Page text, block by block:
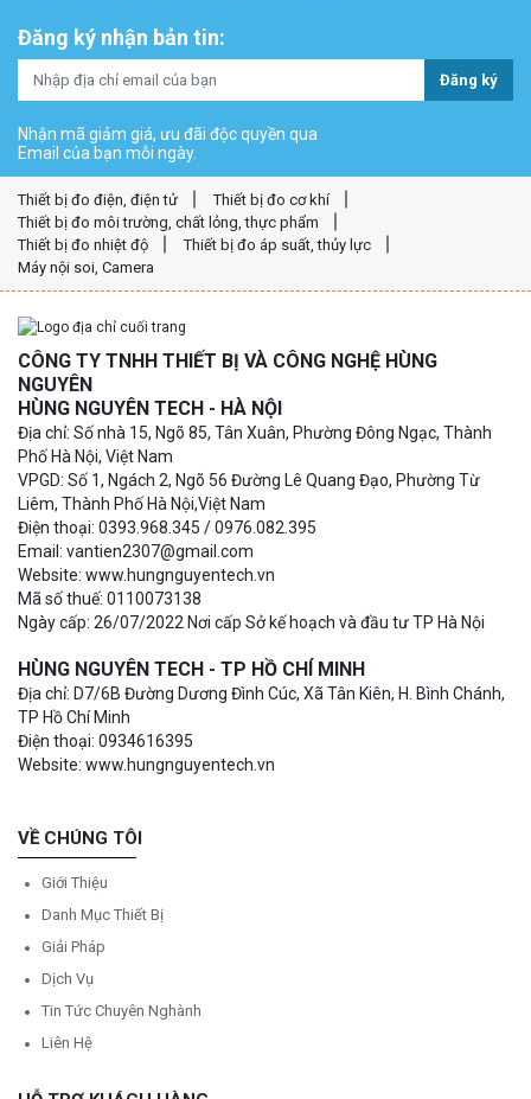
Đăng ký nhận bản tin:
Đăng ký
Nhận mã giảm giá, ưu đãi độc quyền qua
Email của bạn mỗi ngày.
Thiết bị đo điện, điện tử
Thiết bị đo cơ khí
Thiết bị đo môi trường, chất lỏng, thực phẩm
Thiết bị đo nhiệt độ
Thiết bị đo áp suất, thủy lực
Máy nội soi, Camera
CÔNG TY TNHH THIẾT BỊ VÀ CÔNG NGHỆ HÙNG
NGUYÊN
HÙNG NGUYÊN TECH - HÀ NỘI
Địa chỉ: Số nhà 15, Ngõ 85, Tân Xuân, Phường Đông Ngạc, Thành
Phố Hà Nội, Việt Nam
VPGD: Số 1, Ngách 2, Ngõ 56 Đường Lê Quang Đạo, Phường Từ
Liêm, Thành Phố Hà Nội,Việt Nam
Điện thoại: 0393.968.345 / 0976.082.395
Email: vantien2307@gmail.com
Website: www.hungnguyentech.vn
Mã số thuế: 0110073138
Ngày cấp: 26/07/2022 Nơi cấp Sở kế hoạch và đầu tư TP Hà Nội
HÙNG NGUYÊN TECH - TP HỒ CHÍ MINH
Địa chỉ: D7/6B Đường Dương Đình Cúc, Xã Tân Kiên, H. Bình Chánh,
TP Hồ Chí Minh
Điện thoại: 0934616395
Website: www.hungnguyentech.vn
VỀ CHÚNG TÔI
Giới Thiệu
Danh Mục Thiết Bị
Giải Pháp
Dịch Vụ
Tin Tức Chuyên Nghành
Liên Hệ